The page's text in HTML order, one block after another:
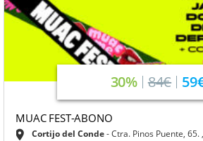
30% 84€
MUAC FEST-ABONO
Cortijo del Conde Ctra. Pinos Puente,